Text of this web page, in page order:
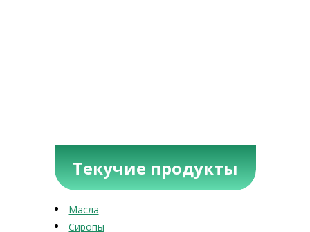
Текучие продукты
Масла
Сиропы